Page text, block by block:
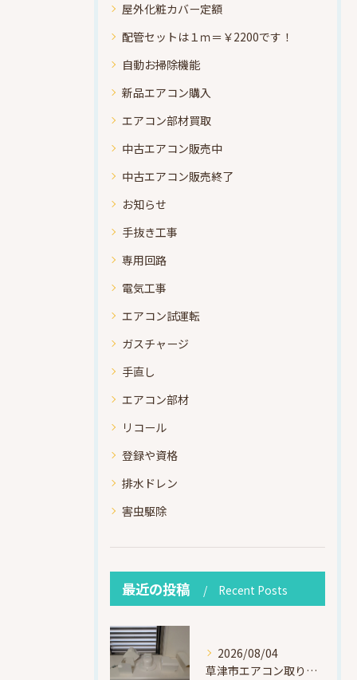
屋外化粧カバー定額
配管セットは１ｍ＝￥2200です！
自動お掃除機能
新品エアコン購入
エアコン部材買取
中古エアコン販売中
中古エアコン販売終了
お知らせ
手抜き工事
専用回路
電気工事
エアコン試運転
ガスチャージ
手直し
エアコン部材
リコール
登録や資格
排水ドレン
害虫駆除
最近の投稿 Recent Posts
2026/08/04
草津市エアコン取り付け｜お客様取り外し済・化粧カバー再利用（ダイキン S225ATES・アウルコート草津）